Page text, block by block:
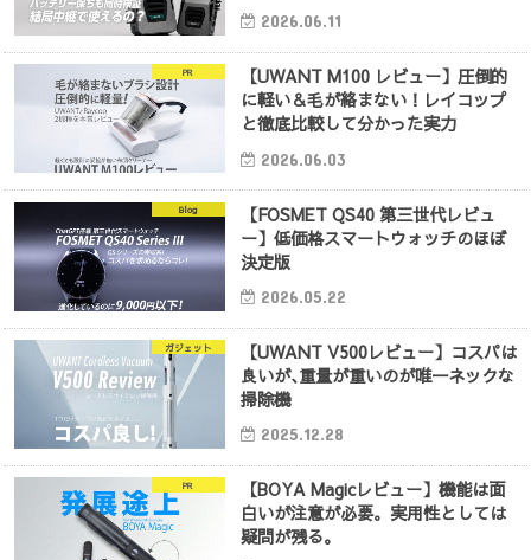
2026.06.11
PR
【UWANT M100 レビュー】圧倒的
に軽い＆毛が絡まない！レイコップ
と徹底比較して分かった実力
2026.06.03
Blog
【FOSMET QS40 第三世代レビュ
ー】低価格スマートウォッチのほぼ
決定版
2026.05.22
ガジェット
【UWANT V500レビュー】コスパは
良いが､重量が重いのが唯一ネックな
掃除機
2025.12.28
PR
【BOYA Magicレビュー】機能は面
白いが注意が必要。実用性としては
疑問が残る。